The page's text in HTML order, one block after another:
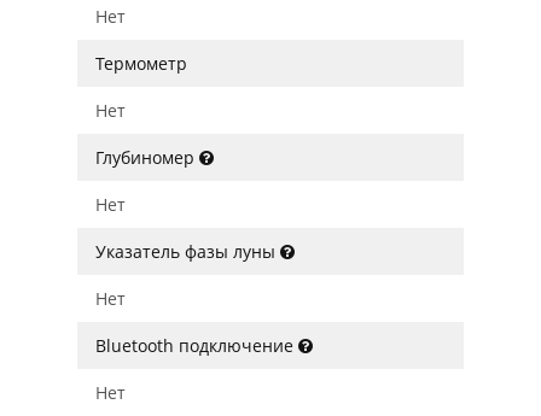
Нет
Термометр
Нет
Глубиномер
Нет
Указатель фазы луны
Нет
Bluetooth подключение
Нет